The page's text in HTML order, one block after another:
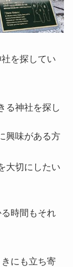
を探してい
る神社を探し
興味がある方
大切にしたい
時間もそれ
にも立ち寄